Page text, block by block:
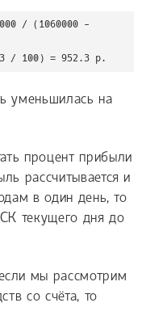
/ (1060000 -
/ 100) = 952.3 р.
уменьшилась на
процент прибыли
рассчитывается и
в один день, то
текущего дня до
мы рассмотрим
со счёта, то